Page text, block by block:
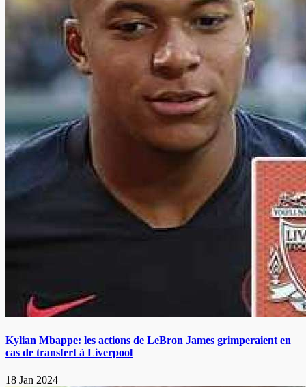
Kylian Mbappe: les actions de LeBron James grimperaient en
cas de transfert à Liverpool
18 Jan 2024